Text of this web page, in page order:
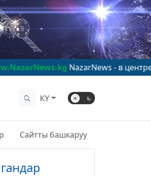
NazarNews - в центре мирового
KY
Сайтты башкаруу